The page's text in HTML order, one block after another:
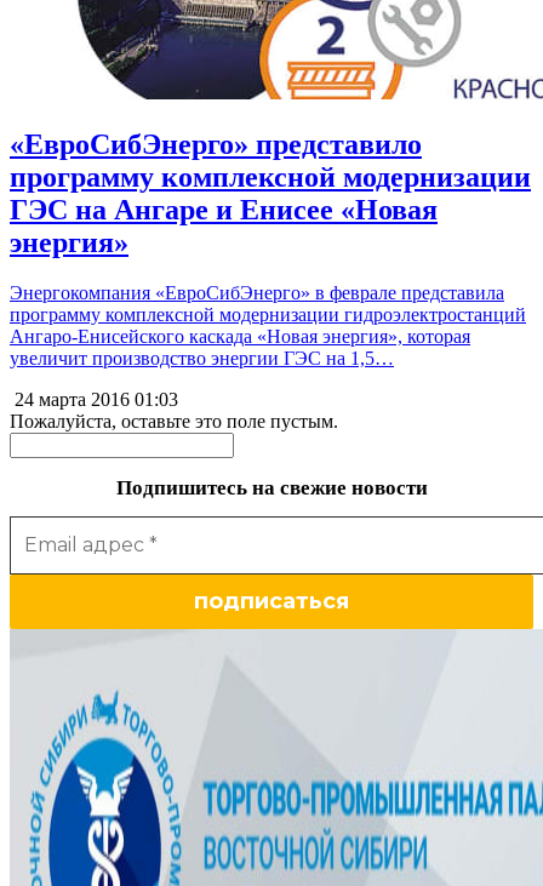
«ЕвроСибЭнерго» представило
программу комплексной модернизации
ГЭС на Ангаре и Енисее «Новая
энергия»
Энергокомпания «ЕвроСибЭнерго» в феврале представила
программу комплексной модернизации гидроэлектростанций
Ангаро-Енисейского каскада «Новая энергия», которая
увеличит производство энергии ГЭС на 1,5…
24 марта 2016 01:03
Пожалуйста, оставьте это поле пустым.
Подпишитесь на свежие новости